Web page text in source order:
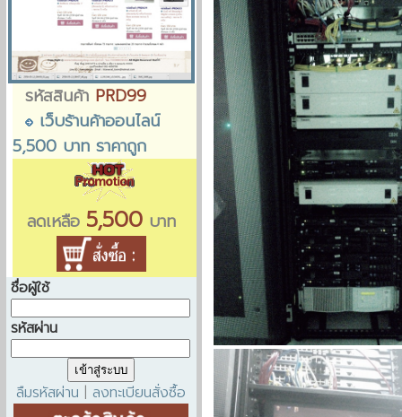
รหัสสินค้า PRD99
เว็บร้านค้าออนไลน์
5,500 บาท ราคาถูก
ลดเหลือ 5,500บาท
ชื่อผู้ใช้
รหัสผ่าน
ลืมรหัสผ่าน ลงทะเบียนสั่งซื้อ